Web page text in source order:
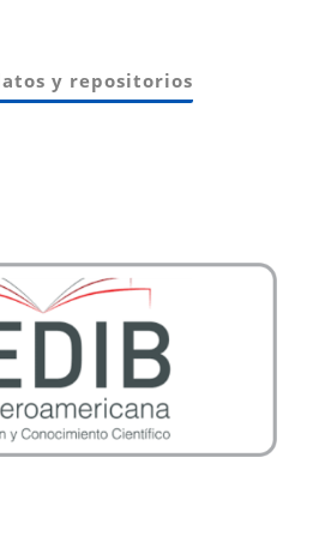
y repositorios